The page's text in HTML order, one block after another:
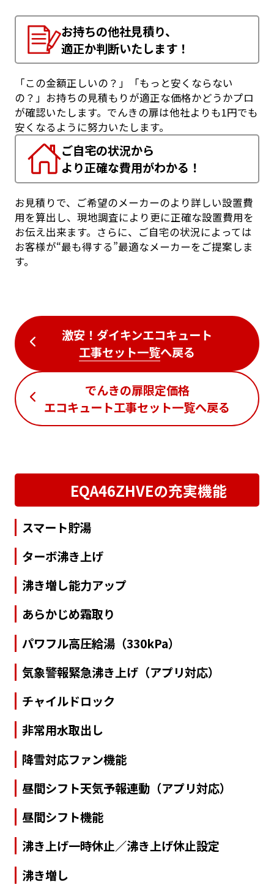
お持ちの他社見積り、
適正か判断いたします！
「この金額正しいの？」「もっと安くならない
の？」お持ちの見積もりが適正な価格かどうかプロ
が確認いたします。でんきの扉は他社よりも1円でも
安くなるように努力いたします。
ご自宅の状況から
より正確な費用がわかる！
お見積りで、ご希望のメーカーのより詳しい設置費
用を算出し、現地調査により更に正確な設置費用を
お伝え出来ます。さらに、ご自宅の状況によっては
お客様が“最も得する”最適なメーカーをご提案しま
す。
激安！ダイキンエコキュート
工事セット一覧へ戻る
でんきの扉限定価格
エコキュート工事セット一覧へ戻る
EQA46ZHVEの充実機能
スマート貯湯
ターボ沸き上げ
沸き増し能力アップ
あらかじめ霜取り
パワフル高圧給湯（330kPa）
気象警報緊急沸き上げ（アプリ対応）
チャイルドロック
非常用水取出し
降雪対応ファン機能
昼間シフト天気予報連動（アプリ対応）
昼間シフト機能
沸き上げ一時休止／沸き上げ休止設定
沸き増し